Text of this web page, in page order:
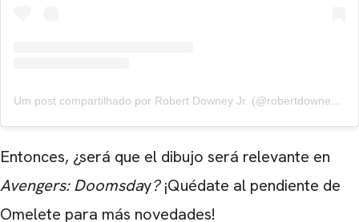
Um post compartilhado por Robert Downey Jr. (@robertdowneyjr)
Entonces, ¿será que el dibujo será relevante en
Avengers: Doomsday?¡Quédate al pendiente de
Omelete para más novedades!